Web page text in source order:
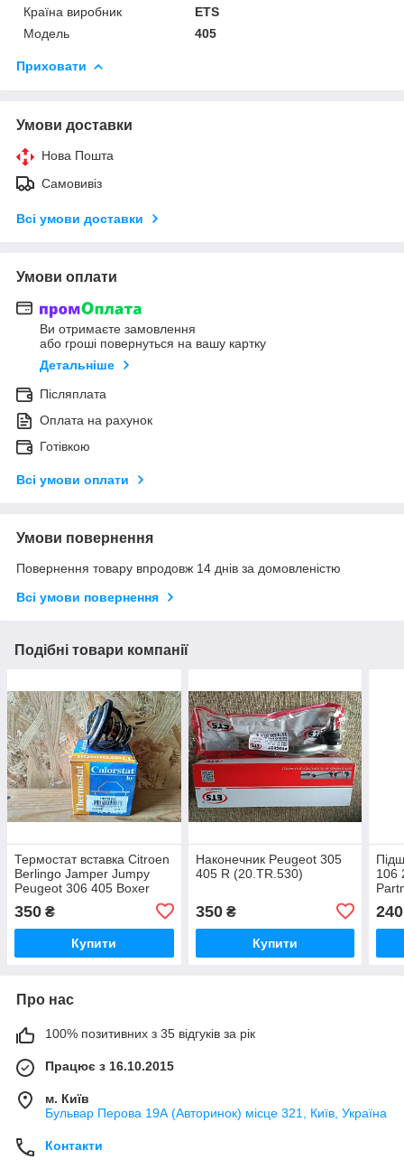
Країна виробник
ETS
Модель
405
Приховати
Умови доставки
Нова Пошта
Самовивіз
Всі умови доставки
Умови оплати
Ви отримаєте замовлення
або гроші повернуться на вашу картку
Детальніше
Післяплата
Оплата на рахунок
Готівкою
Всі умови оплати
Умови повернення
Повернення товару впродовж 14 днів за домовленістю
Всі умови повернення
Подібні товари компанії
Термостат вставка Citroen
Berlingo Jamper Jumpy
Peugeot 306 405 Boxer
Expert 1.9 D 1.9 TD 2.0 Hdi
350 ₴
Купити
Наконечник Peugeot 305
405 R (20.TR.530)
350₴
Купити
106
240
Про нас
100% позитивних з 35 відгуків за рік
Працює з 16.10.2015
м. Київ
Бульвар Перова 19А (Авторинок) місце 321, Київ, Україна
Контакти